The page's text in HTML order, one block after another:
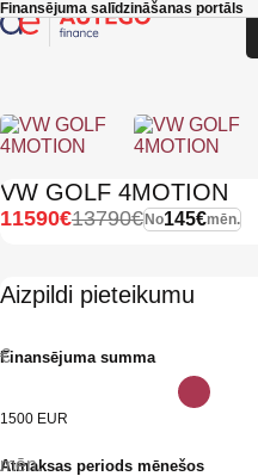
Skip to main content
Finansējuma salīdzināšanas portāls
VW GOLF 4MOTION
No145€mēn.
13790€
11590€
Aizpildi pieteikumu
Finansējuma summa
€
1500 EUR
Atmaksas periods mēnešos
mēn.